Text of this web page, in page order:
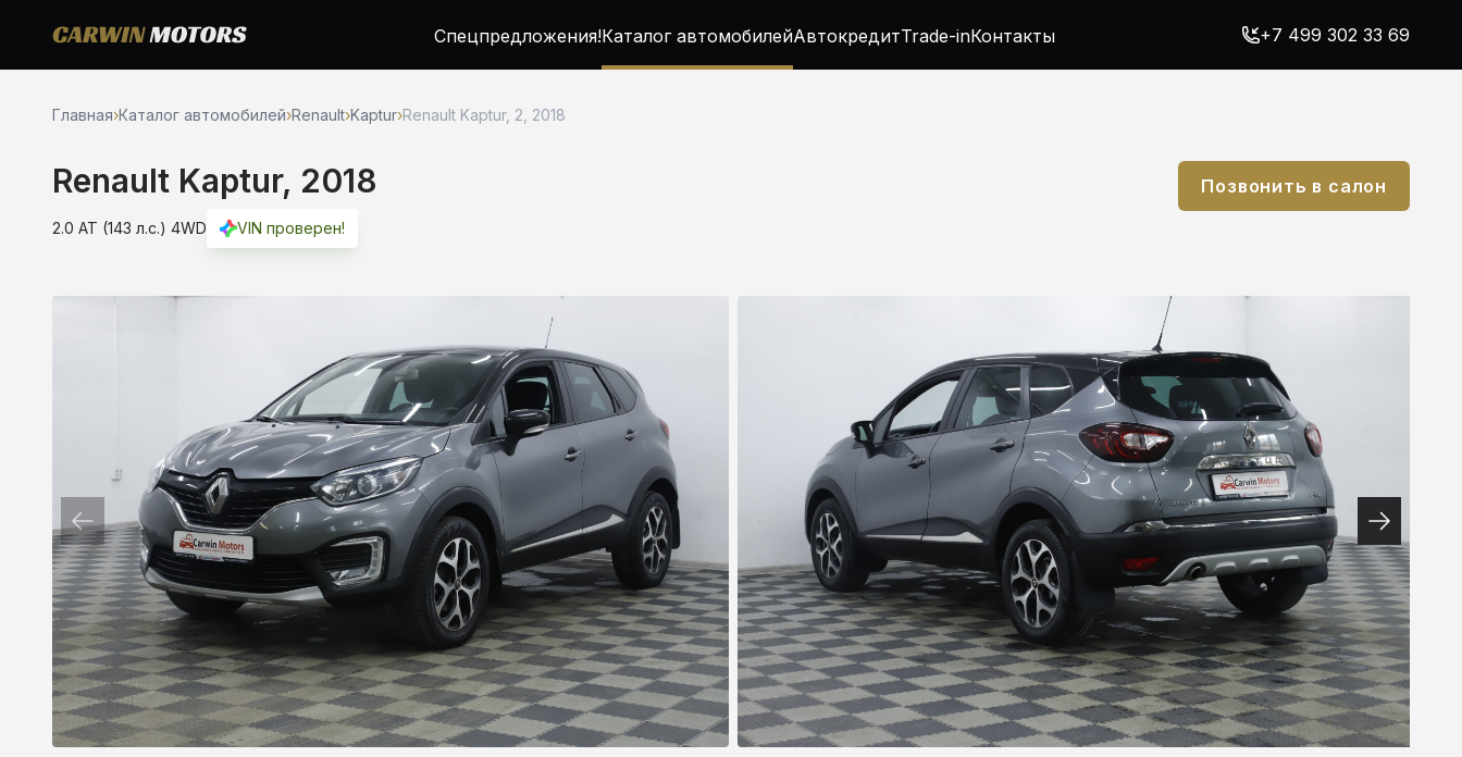
Спецпредложения!Каталог автомобилейАвтокредитTrade-inКонтакты +7 499 302 33 69
Главная›Каталог автомобилей›Renault›Kaptur›Renault Kaptur, 2, 2018
Renault Kaptur, 2018
2.0 AT (143 л.с.) 4WD VIN проверен!
Позвонить в салон